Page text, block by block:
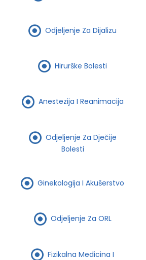
Odjeljenje Za Dijalizu
Hirurške Bolesti
Anestezija I Reanimacija
Odjeljenje Za Dječije
Bolesti
Ginekologija I Akušerstvo
Odjeljenje Za ORL
Fizikalna Medicina I